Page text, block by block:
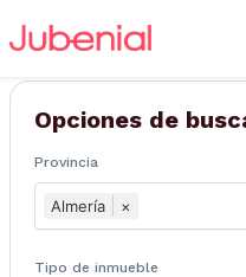
BUSQUEDA DE
Inmuebles
Opciones de
Provincia
Almería ×
Tipo de inmueble